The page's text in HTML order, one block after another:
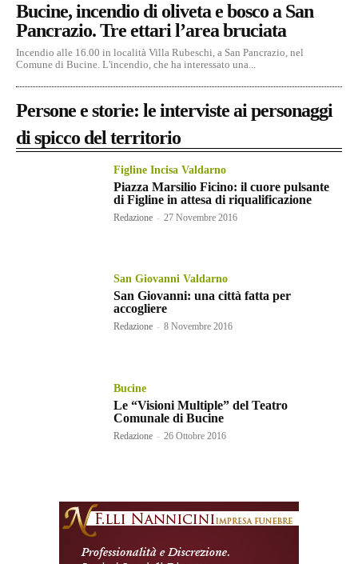
Bucine, incendio di oliveta e bosco a San
Pancrazio. Tre ettari l’area bruciata
Incendio alle 16.00 in località Villa Rubeschi, a San Pancrazio, nel
Comune di Bucine. L'incendio, che ha interessato una...
Persone e storie: le interviste ai personaggi
di spicco del territorio
Figline Incisa Valdarno
Piazza Marsilio Ficino: il cuore pulsante
di Figline in attesa di riqualificazione
Redazione - 27 Novembre 2016
San Giovanni Valdarno
San Giovanni: una città fatta per
accogliere
Redazione - 8 Novembre 2016
Bucine
Le “Visioni Multiple” del Teatro
Comunale di Bucine
Redazione - 26 Ottobre 2016